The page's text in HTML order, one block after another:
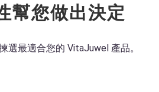
幫您做出決定​
選最適合您的 VitaJuwel 產品。​